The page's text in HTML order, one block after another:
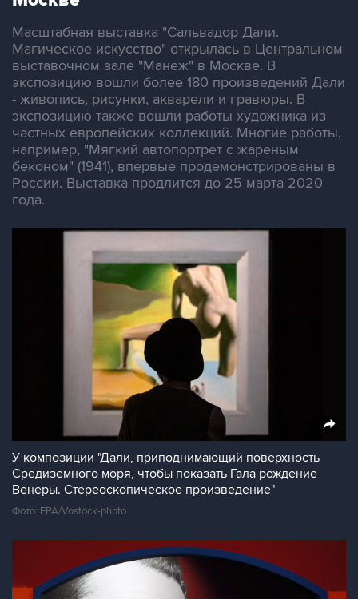
Масштабная выставка "Сальвадор Дали.
Магическое искусство" открылась в Центральном
выставочном зале "Манеж" в Москве. В
экспозицию вошли более 180 произведений Дали
- живопись, рисунки, акварели и гравюры. В
экспозицию также вошли работы художника из
частных европейских коллекций. Многие работы,
например, "Мягкий автопортрет с жареным
беконом" (1941), впервые продемонстрированы в
России. Выставка продлится до 25 марта 2020
года.
У композиции "Дали, приподнимающий поверхность
Средиземного моря, чтобы показать Гала рождение
Венеры. Стереоскопическое произведение"
Фото: EPA/Vostock-photo